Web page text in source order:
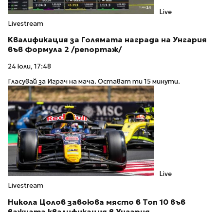
Live
Livestream
Квалификация за Голямата награда на Унгария
във Формула 2 /репортаж/
24 юли, 17:48
Гласувай за Играч на мача. Остават ти 15 минути.
Live
Livestream
Никола Цолов завоюва място в Топ 10 във